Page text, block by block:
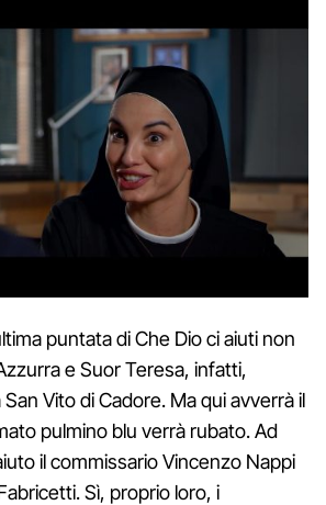
puntata di Che Dio ci aiuti non
e Suor Teresa, infatti,
Vito di Cadore. Ma qui avverrà il
pulmino blu verrà rubato. Ad
il commissario Vincenzo Nappi
Sì, proprio loro, i